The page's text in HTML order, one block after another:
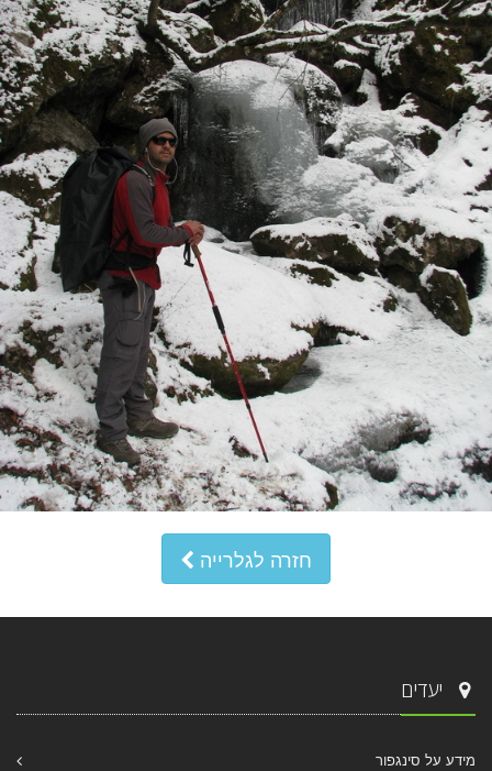
חזרה לגלרייה
יעדים
מידע על סינגפור